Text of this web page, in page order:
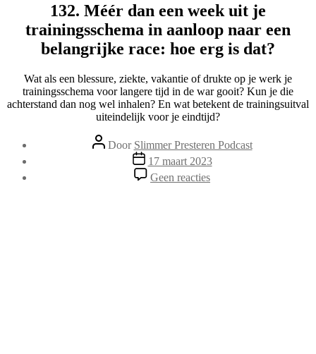
132. Méér dan een week uit je
trainingsschema in aanloop naar een
belangrijke race: hoe erg is dat?
Wat als een blessure, ziekte, vakantie of drukte op je werk je
trainingsschema voor langere tijd in de war gooit? Kun je die
achterstand dan nog wel inhalen? En wat betekent de trainingsuitval
uiteindelijk voor je eindtijd?
Berichtauteur
Door Slimmer Presteren Podcast
Berichtdatum
17 maart 2023
Geen reacties
132.